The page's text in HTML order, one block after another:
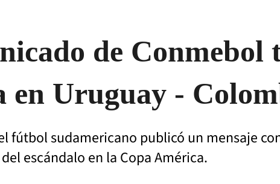
de Conmebol
en Uruguay -
fútbol sudamericano publicó un mensaje
escándalo en la Copa América.